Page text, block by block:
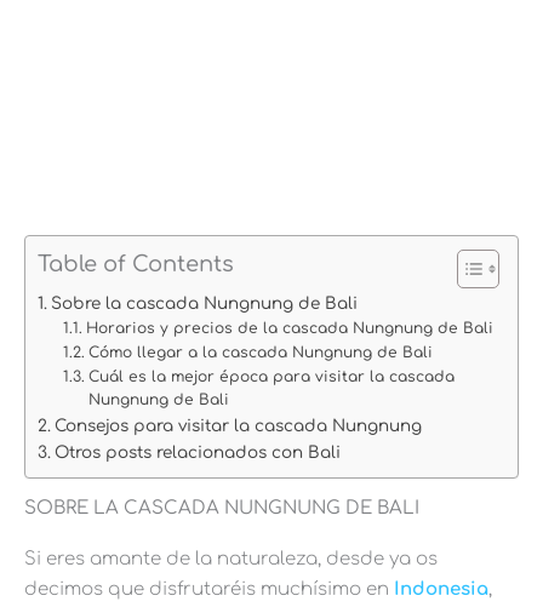
Table of Contents
Sobre la cascada Nungnung de Bali
Horarios y precios de la cascada Nungnung de Bali
Cómo llegar a la cascada Nungnung de Bali
Cuál es la mejor época para visitar la cascada
Nungnung de Bali
Consejos para visitar la cascada Nungnung
Otros posts relacionados con Bali
SOBRE LA CASCADA NUNGNUNG DE BALI
Si eres amante de la naturaleza, desde ya os
decimos que disfrutaréis muchísimo en Indonesia,